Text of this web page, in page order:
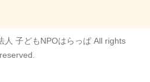
人 子どもNPOはらっぱ All rights
reserved.